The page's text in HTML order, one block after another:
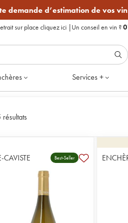
demande d’estimation de vos
sur place cliquez ici | Un conseil en vin ?
Services +
résultats
CAVISTE Best-Seller